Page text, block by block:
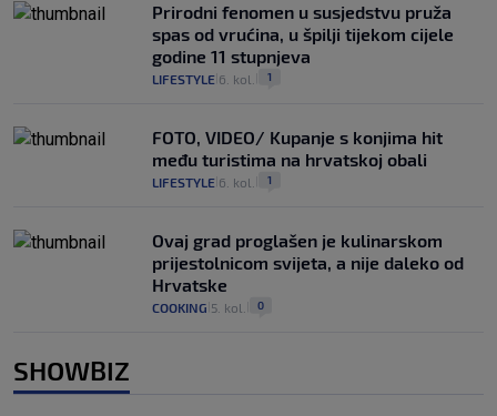
Prirodni fenomen u susjedstvu pruža
spas od vrućina, u špilji tijekom cijele
godine 11 stupnjeva
LIFESTYLE 6. kol. 1
FOTO, VIDEO/ Kupanje s konjima hit
među turistima na hrvatskoj obali
LIFESTYLE 6. kol. 1
Ovaj grad proglašen je kulinarskom
prijestolnicom svijeta, a nije daleko od
Hrvatske
COOKING 5. kol. 0
SHOWBIZ